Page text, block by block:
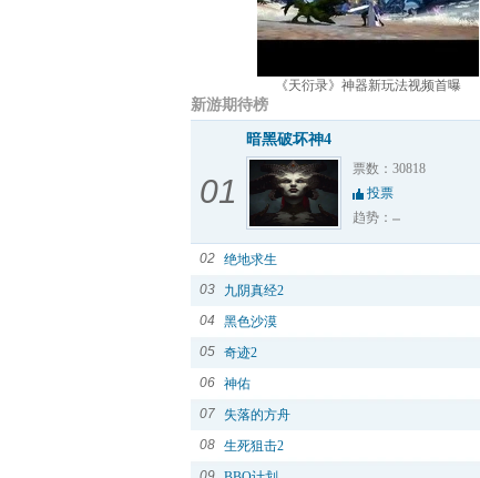
《天衍录》神器新玩法视频首曝
新游期待榜
01
暗黑破坏神4
票数：30818
投票
趋势：
02 绝地求生
03
九阴真经2
04
黑色沙漠
05 奇迹2
06 神佑
07
失落的方舟
08 生死狙击2